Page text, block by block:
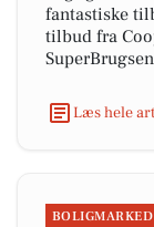
fantastiske
tilbud fra
Læs hele
BOLIGMARKED